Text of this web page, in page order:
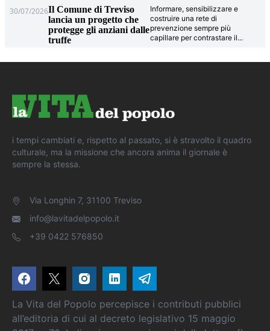
30/07/2026Il Comune di Treviso
lancia un progetto che
protegge gli anziani dalle
truffe
Informare, sensibilizzare e
costruire una rete di
prevenzione sempre più
capillare per contrastare il...
i tempi cambiati e, rispetto al passato, si è stravolto il quadro
culturale, ma la missione che ancora anima il giornale è
sempre la stessa.
Via Longhin 7, 31100 Treviso
info@lavitadelpopolo.it
+39 0422 576850
La Vita del Popolo percepisce i contributi pubblici
all’editoria di cui al decreto legislativo 15 maggio